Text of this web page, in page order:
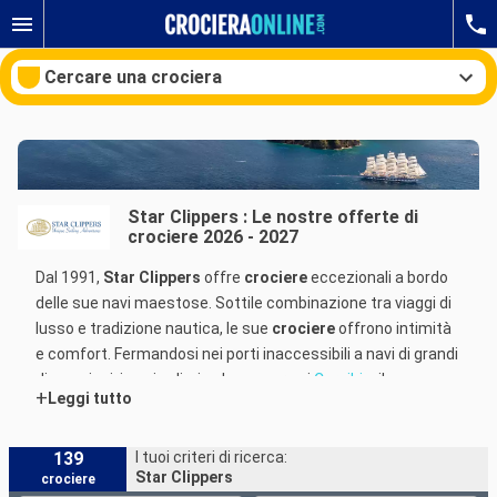
Cercare una crociera
Mesi di partenza
Porti Compagnie
Ricerca
Star Clippers : Le nostre offerte di
crociere 2026 - 2027
Dal 1991, Star Clippers offre crociereeccezionali a bordo
delle sue navi maestose. Sottile combinazione tra viaggi di
lusso e tradizione nautica, le sue crociereoffrono intimità
e comfort. Fermandosi nei porti inaccessibili a navi di grandi
dimensioni, i suoi velieri salpano verso i Caraibi o il
Mediterraneo
Star Clippers
è una delle poche compagnie ad offrire
crociere
su dei velieri. La sua flotta è composta da 3
+ Leggi tutto
139
crociere
I tuoi criteri di ricerca:
Star Clippers